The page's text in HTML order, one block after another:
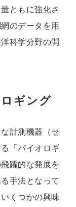
ともに強化さ
のデータを用
科学分野の開
ギング
計測機器（セ
「バイオロギ
躍的な発展を
手法となって
くつかの興味